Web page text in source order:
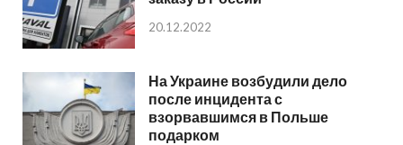
20.12.2022
На Украине возбудили дело
после инцидента с
взорвавшимся в Польше
подарком